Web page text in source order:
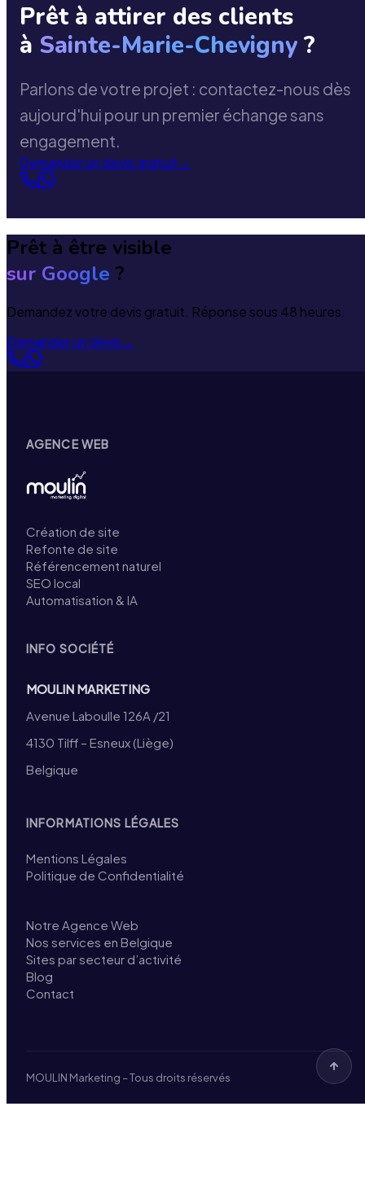
Prêt à attirer des clients
à Sainte-Marie-Chevigny ?
Parlons de votre projet : contactez-nous dès
aujourd'hui pour un premier échange sans
engagement.
Demander un devis gratuit→
Prêt à être visible
sur Google ?
Demandez votre devis gratuit. Réponse sous 48 heures.
Demander un devis→
AGENCE WEB
Création de site
Refonte de site
Référencement naturel
SEO local
Automatisation & IA
INFO SOCIÉTÉ
MOULIN MARKETING
Avenue Laboulle 126A /21
4130 Tilff – Esneux (Liège)
Belgique
INFORMATIONS LÉGALES
Mentions Légales
Politique de Confidentialité
Notre Agence Web
Nos services en Belgique
Sites par secteur d’activité
Blog
Contact
MOULIN Marketing – Tous droits réservés